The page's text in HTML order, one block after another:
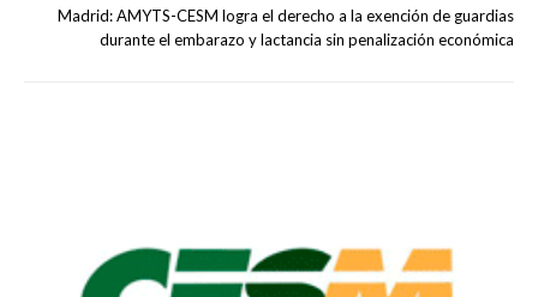
Madrid: AMYTS-CESM logra el derecho a la exención de guardias
durante el embarazo y lactancia sin penalización económica